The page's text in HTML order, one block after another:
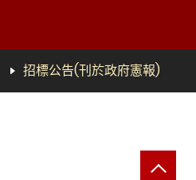
招標公告(刊於政府憲報)